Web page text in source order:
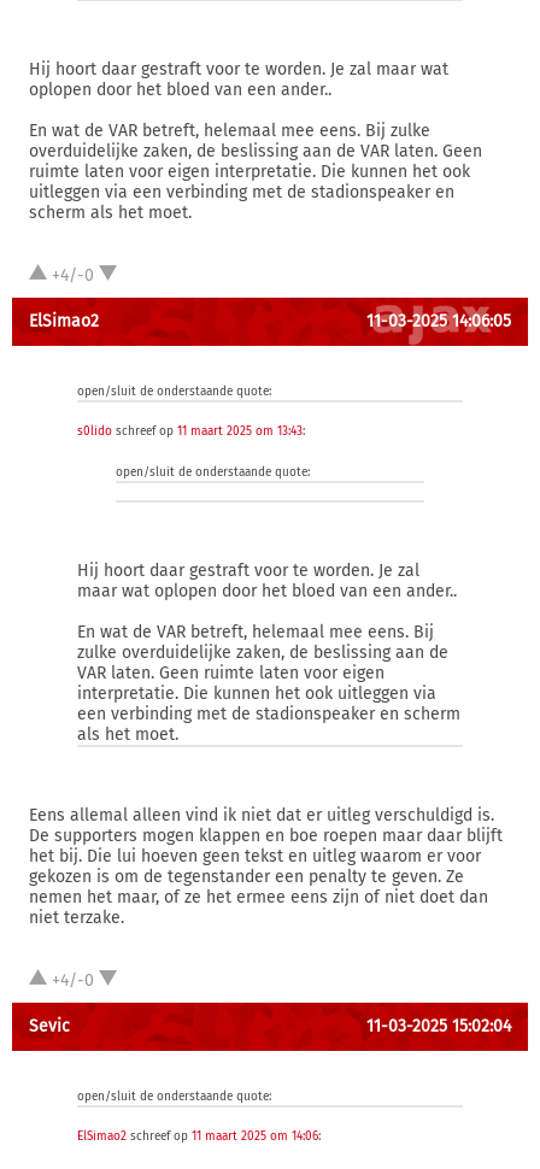
Hij hoort daar gestraft voor te worden. Je zal maar wat
oplopen door het bloed van een ander..
En wat de VAR betreft, helemaal mee eens. Bij zulke
overduidelijke zaken, de beslissing aan de VAR laten. Geen
ruimte laten voor eigen interpretatie. Die kunnen het ook
uitleggen via een verbinding met de stadionspeaker en
scherm als het moet.
+4/-0
ElSimao2 11-03-2025 14:06:05
open/sluit de onderstaande quote:
s0lido schreef op 11 maart 2025 om 13:43:
open/sluit de onderstaande quote:
Hij hoort daar gestraft voor te worden. Je zal
maar wat oplopen door het bloed van een ander..
En wat de VAR betreft, helemaal mee eens. Bij
zulke overduidelijke zaken, de beslissing aan de
VAR laten. Geen ruimte laten voor eigen
interpretatie. Die kunnen het ook uitleggen via
een verbinding met de stadionspeaker en scherm
als het moet.
Eens allemal alleen vind ik niet dat er uitleg verschuldigd is.
De supporters mogen klappen en boe roepen maar daar blijft
het bij. Die lui hoeven geen tekst en uitleg waarom er voor
gekozen is om de tegenstander een penalty te geven. Ze
nemen het maar, of ze het ermee eens zijn of niet doet dan
niet terzake.
+4/-0
Sevic 11-03-2025 15:02:04
open/sluit de onderstaande quote:
ElSimao2 schreef op 11 maart 2025 om 14:06: